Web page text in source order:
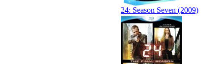
24: Season Seven (2009)